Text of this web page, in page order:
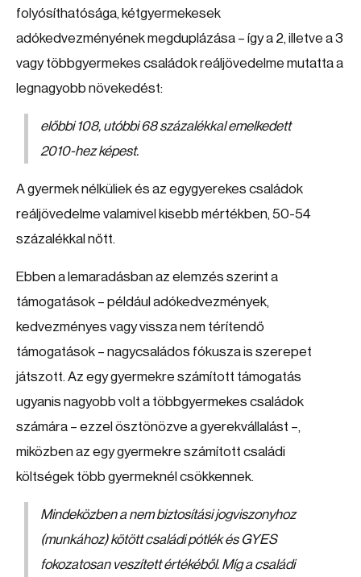
folyósíthatósága, kétgyermekesek
adókedvezményének megduplázása – így a 2, illetve a 3
vagy többgyermekes családok reáljövedelme mutatta a
legnagyobb növekedést:
előbbi 108, utóbbi 68 százalékkal emelkedett
2010-hez képest.
A gyermek nélküliek és az egygyerekes családok
reáljövedelme valamivel kisebb mértékben, 50-54
százalékkal nőtt.
Ebben a lemaradásban az elemzés szerint a
támogatások – például adókedvezmények,
kedvezményes vagy vissza nem térítendő
támogatások – nagycsaládos fókusza is szerepet
játszott. Az egy gyermekre számított támogatás
ugyanis nagyobb volt a többgyermekes családok
számára – ezzel ösztönözve a gyerekvállalást –,
miközben az egy gyermekre számított családi
költségek több gyermeknél csökkennek.
Mindeközben a nem biztosítási jogviszonyhoz
(munkához) kötött családi pótlék és GYES
fokozatosan veszített értékéből. Míg a családi